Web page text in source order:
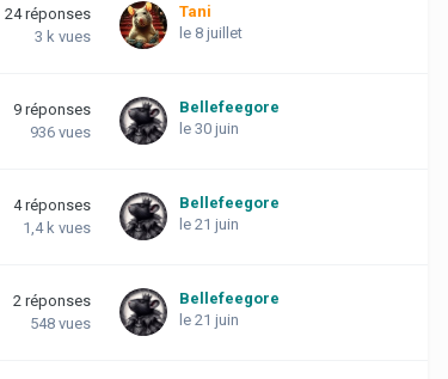
24 réponses
3 k vues
Tani
le 8 juillet
9 réponses
936 vues
Bellefeegore
le 30 juin
4 réponses
1,4 k vues
Bellefeegore
le 21 juin
2 réponses
548 vues
Bellefeegore
le 21 juin